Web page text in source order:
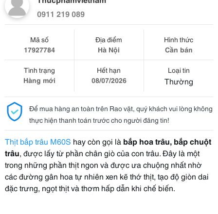
0911 219 089
Mã số
17927784
Địa điểm
Hà Nội
Hình thức
Cần bán
Tình trạng
Hàng mới
Hết hạn
08/07/2026
Loại tin
Thường
Để mua hàng an toàn trên Rao vặt, quý khách vui lòng không
thực hiện thanh toán trước cho người đăng tin!
Thịt bắp trâu M60S hay còn gọi là bắp hoa trâu, bắp chuột
trâu, được lấy từ phần chân giò của con trâu. Đây là một
trong những phần thịt ngon và được ưa chuộng nhất nhờ
các đường gân hoa tự nhiên xen kẽ thớ thịt, tạo độ giòn dai
đặc trưng, ngọt thịt và thơm hấp dẫn khi chế biến.